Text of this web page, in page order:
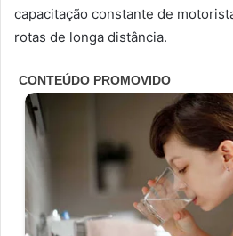
capacitação constante de
rotas de longa distância.